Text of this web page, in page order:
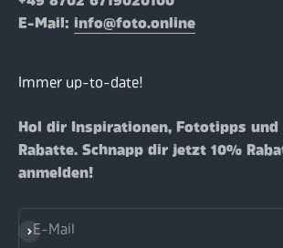
E-Mail: info@foto.online
Immer up-to-date!
Hol dir Inspirationen, Fototipps und
Rabatte. Schnapp dir jetzt 10%
anmelden!
E-Mail
Abonnieren